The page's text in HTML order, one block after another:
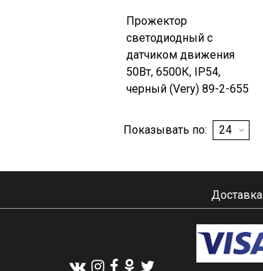
Прожектор
светодиодный с
датчиком движения
50Вт, 6500К, IP54,
черный (Very) 89-2-655
Показывать по:
Доставка